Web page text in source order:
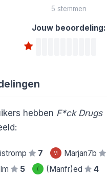
5 stemmen
Jouw beoordeling:
hebben F*ck Drugs
7 M Marjan7b
5 ( (Manfr)ed 4